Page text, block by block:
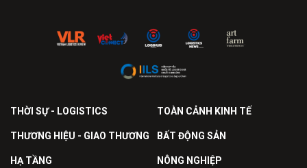
THỜI SỰ - LOGISTICS TOÀN CẢNH KINH TẾ
THƯƠNG HIỆU - GIAO THƯƠNG BẤT ĐỘNG SẢN
HẠ TẦNG NÔNG NGHIỆP